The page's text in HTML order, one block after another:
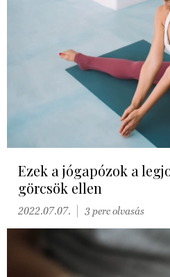
Ezek a jógapózok a
görcsök ellen
2022.07.07. 3 perc olvasás